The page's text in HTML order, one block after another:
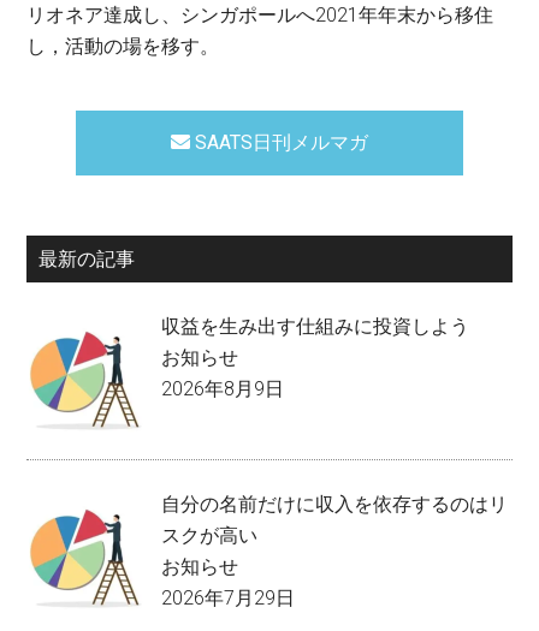
リオネア達成し、シンガポールへ2021年年末から移住
し，活動の場を移す。
SAATS日刊メルマガ
最新の記事
収益を生み出す仕組みに投資しよう
お知らせ
2026年8月9日
自分の名前だけに収入を依存するのはリ
スクが高い
お知らせ
2026年7月29日